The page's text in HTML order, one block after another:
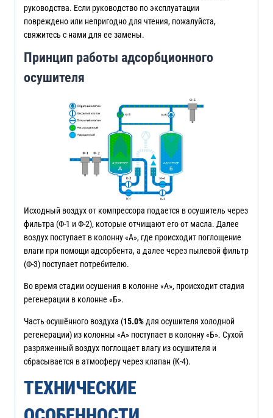
руководства. Если руководство по эксплуатации
повреждено или непригодно для чтения, пожалуйста,
свяжитесь с нами для ее замены.
Принцип работы адсорбционного
осушителя
Исходный воздух от компрессора подается в осушитель через
фильтра (Ф-1 и Ф-2), которые отчищают его от масла. Далее
воздух поступает в колонну «А», где происходит поглощение
влаги при помощи адсорбента, а далее через пылевой фильтр
(Ф-3) поступает потребителю.
Во время стадии осушения в колонне «А», происходит стадия
регенерации в колонне «Б».
Часть осушённого воздуха (15.0% для осушителя холодной
регенерации) из колонны «А» поступает в колонну «Б». Сухой
разряженный воздух поглощает влагу из осушителя и
сбрасывается в атмосферу через клапан (К-4).
ТЕХНИЧЕСКИЕ